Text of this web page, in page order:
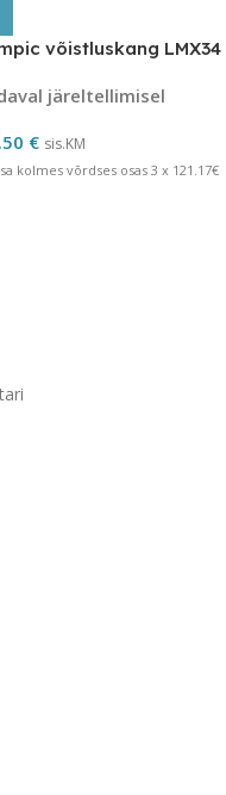
võistluskang LMX34
järeltellimisel
€ sis.KM
kolmes võrdses osas 3 x 121.17€